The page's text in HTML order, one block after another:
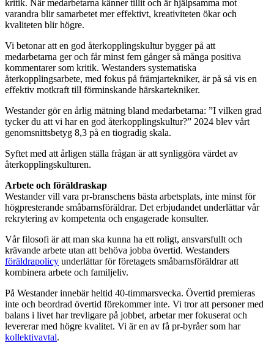
kritik. När medarbetarna känner tillit och är hjälpsamma mot
varandra blir samarbetet mer effektivt, kreativiteten ökar och
kvaliteten blir högre.
Vi betonar att en god återkopplingskultur bygger på att
medarbetarna ger och får minst fem gånger så många positiva
kommentarer som kritik. Westanders systematiska
återkopplingsarbete, med fokus på främjartekniker, är på så vis en
effektiv motkraft till förminskande härskartekniker.
Westander gör en årlig mätning bland medarbetarna: ”I vilken grad
tycker du att vi har en god återkopplingskultur?” 2024 blev vårt
genomsnittsbetyg 8,3 på en tiogradig skala.
Syftet med att årligen ställa frågan är att synliggöra värdet av
återkopplingskulturen.
Arbete och föräldraskap
Westander vill vara pr-branschens bästa arbetsplats, inte minst för
högpresterande småbarnsföräldrar. Det erbjudandet underlättar vår
rekrytering av kompetenta och engagerade konsulter.
Vår filosofi är att man ska kunna ha ett roligt, ansvarsfullt och
krävande arbete utan att behöva jobba övertid. Westanders
föräldrapolicy underlättar för företagets småbarnsföräldrar att
kombinera arbete och familjeliv.
På Westander innebär heltid 40-timmarsvecka. Övertid premieras
inte och beordrad övertid förekommer inte. Vi tror att personer med
balans i livet har trevligare på jobbet, arbetar mer fokuserat och
levererar med högre kvalitet. Vi är en av få pr-byråer som har
kollektivavtal.